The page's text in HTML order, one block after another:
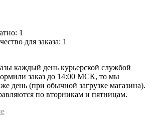
1
для заказа: 1
каждый день курьерской службой
заказ до 14:00 МСК, то мы
день (при обычной загрузке магазина).
по вторникам и пятницам.